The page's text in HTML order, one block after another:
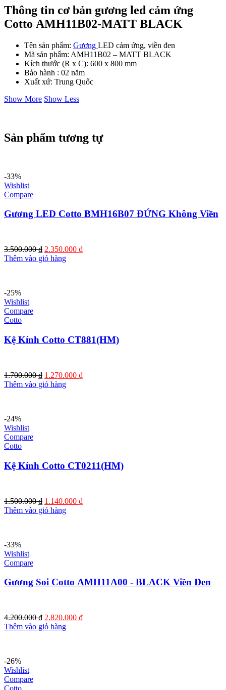
Thông tin cơ bản gương led cảm ứng
Cotto AMH11B02-MATT BLACK
Tên sản phẩm: Gương LED cảm ứng, viền đen
Mã sản phẩm: AMH11B02 – MATT BLACK
Kích thước (R x C): 600 x 800 mm
Bảo hành : 02 năm
Xuất xứ: Trung Quốc
Show More Show Less
Sản phẩm tương tự
-33%
Wishlist
Compare
Gương LED Cotto BMH16B07 ĐỨNG Không Viền
3.500.000₫ Giá
gốc
2.350.000 ₫Giá
Thêm vào giỏ hàng
-25%
Wishlist
Compare
Cotto
Kệ Kính Cotto CT881(HM)
1.700.000₫ Giá
gốc
1.270.000 ₫Giá
Thêm vào giỏ hàng
-24%
Wishlist
Compare
Cotto
Kệ Kính Cotto CT0211(HM)
1.500.000₫ Giá
gốc
1.140.000 ₫Giá
Thêm vào giỏ hàng
-33%
Wishlist
Compare
Gương Soi Cotto AMH11A00 - BLACK Viền Đen
4.200.000₫ Giá
gốc
2.820.000 ₫Giá
Thêm vào giỏ hàng
-26%
Wishlist
Compare